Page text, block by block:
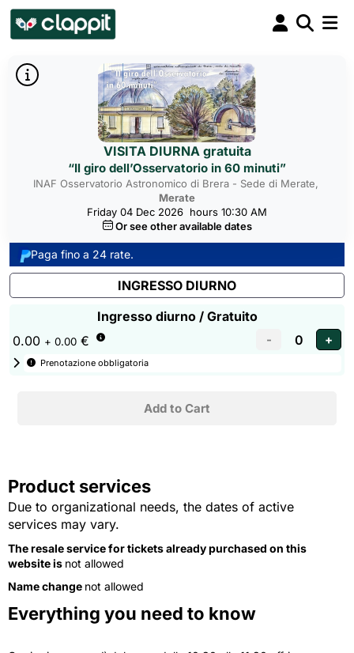
VISITA DIURNA gratuita
“Il giro dell’Osservatorio in 60 minuti”
INAF Osservatorio Astronomico di Brera - Sede di Merate,
Merate
Friday 04 Dec 2026 hours 10:30 AM
Or see other available dates
Paga fino a 24 rate.
INGRESSO DIURNO
Ingresso diurno / Gratuito
0.00 + 0.00 €
Prenotazione obbligatoria
Product services
Due to organizational needs, the dates of active
services may vary.
The resale service for tickets already purchased on this
website is not allowed
Name change not allowed
Everything you need to know